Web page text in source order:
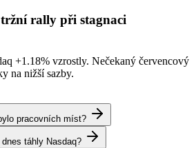
rally při stagnaci
+1.18% vzrostly. Nečekaný červencový
na nižší sazby.
pracovních míst?
táhly Nasdaq?